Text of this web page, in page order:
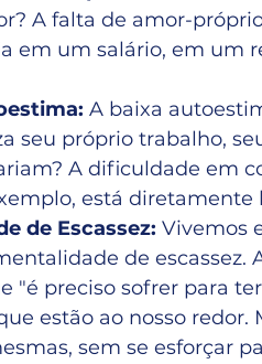
A falta de amor-
em um salário, em um
A baixa
seu próprio trabalho,
A dificuldade em
está diretamente
de Escassez: Vivemos
de escassez.
"é preciso sofrer para
estão ao nosso redor.
sem se esforçar